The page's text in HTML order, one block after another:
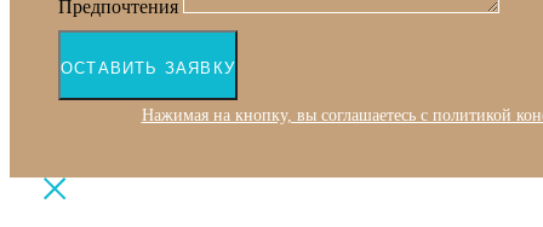
Предпочтения
ОСТАВИТЬ ЗАЯВКУ
Нажимая на кнопку, вы соглашаетесь с политикой